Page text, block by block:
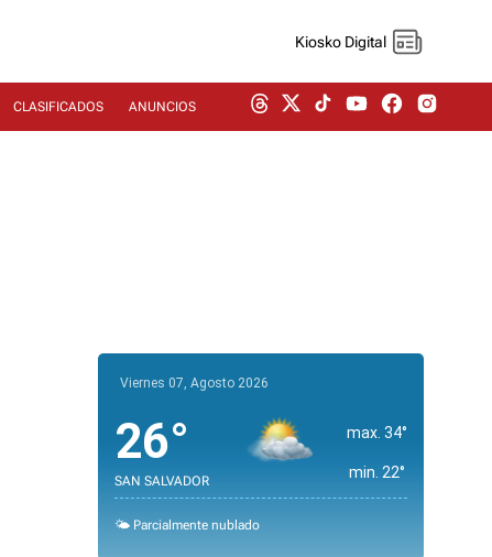
Kiosko Digital
CLASIFICADOS ANUNCIOS
Viernes 07, Agosto 2026
26°
SAN SALVADOR
max. 34°
min. 22°
🌤️ Parcialmente nublado